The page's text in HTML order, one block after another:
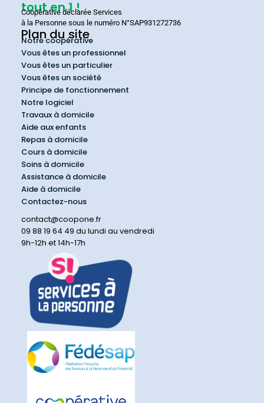
tout en 1 !
Coopérative déclarée Services
à la Personne sous le numéro N°SAP931272736
Plan du site
Notre coopérative
Vous êtes un professionnel
Vous êtes un particulier
Vous êtes un société
Principe de fonctionnement
Notre logiciel
Travaux à domicile
Aide aux enfants
Repas à domicile
Cours à domicile
Soins à domicile
Assistance à domicile
Aide à domicile
Contactez-nous
contact@coopone.fr
09 88 19 64 49 du lundi au vendredi
9h-12h et 14h-17h